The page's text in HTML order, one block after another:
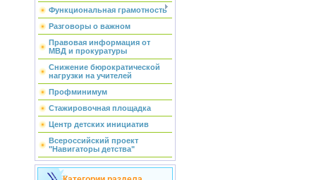
Функциональная грамотность
Разговоры о важном
Правовая информация от
МВД и прокуратуры
Снижение бюрократической
нагрузки на учителей
Профминимум
Стажировочная площадка
Центр детских инициатив
Всероссийский проект
"Навигаторы детства"